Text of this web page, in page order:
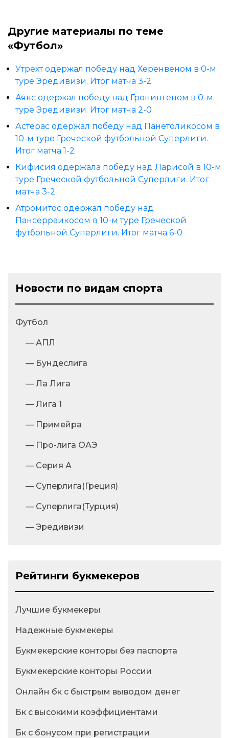
Другие материалы по теме
«Футбол»
Утрехт одержал победу над Херенвеном в 0-м
туре Эредивизи. Итог матча 3-2
Аякс одержал победу над Гронингеном в 0-м
туре Эредивизи. Итог матча 2-0
Астерас одержал победу над Панетоликосом в
10-м туре Греческой футбольной Суперлиги.
Итог матча 1-2
Кифисия одержала победу над Ларисой в 10-м
туре Греческой футбольной Суперлиги. Итог
матча 3-2
Атромитос одержал победу над
Пансерраикосом в 10-м туре Греческой
футбольной Суперлиги. Итог матча 6-0
Новости по видам спорта
Футбол
— АПЛ
— Бундеслига
— Ла Лига
— Лига 1
— Примейра
— Про-лига ОАЭ
— Серия А
— Суперлига(Греция)
— Суперлига(Турция)
— Эредивизи
Рейтинги букмекеров
Лучшие букмекеры
Надежные букмекеры
Букмекерские конторы без паспорта
Букмекерские конторы России
Онлайн бк с быстрым выводом денег
Бк с высокими коэффициентами
Бк с бонусом при регистрации